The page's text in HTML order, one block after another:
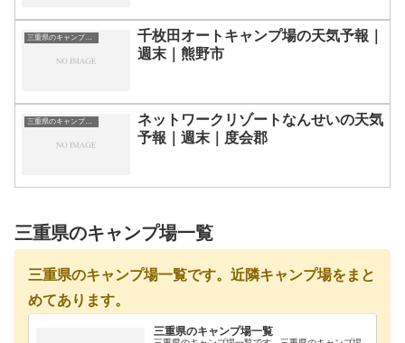
三重県のキャンプ場一覧
千枚田オートキャンプ場の天気予報｜
週末｜熊野市
三重県のキャンプ場一覧
ネットワークリゾートなんせいの天気
予報｜週末｜度会郡
三重県のキャンプ場一覧
三重県のキャンプ場一覧です。近隣キャンプ場をまと
めてあります。
三重県のキャンプ場一覧